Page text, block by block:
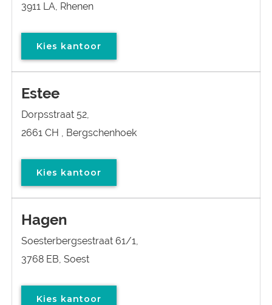
3911 LA, Rhenen
Kies kantoor
Estee
Dorpsstraat 52,
2661 CH , Bergschenhoek
Kies kantoor
Hagen
Soesterbergsestraat 61/1,
3768 EB, Soest
Kies kantoor